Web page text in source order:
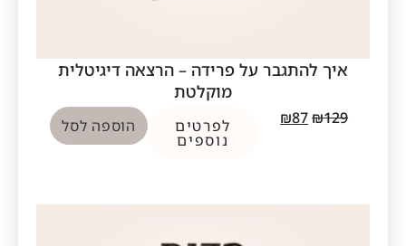
איך להתגבר על פרידה – הרצאה דיגיטלית
מוקלטת
₪129
₪87 לפרטים
נוספים
הוספה לסל